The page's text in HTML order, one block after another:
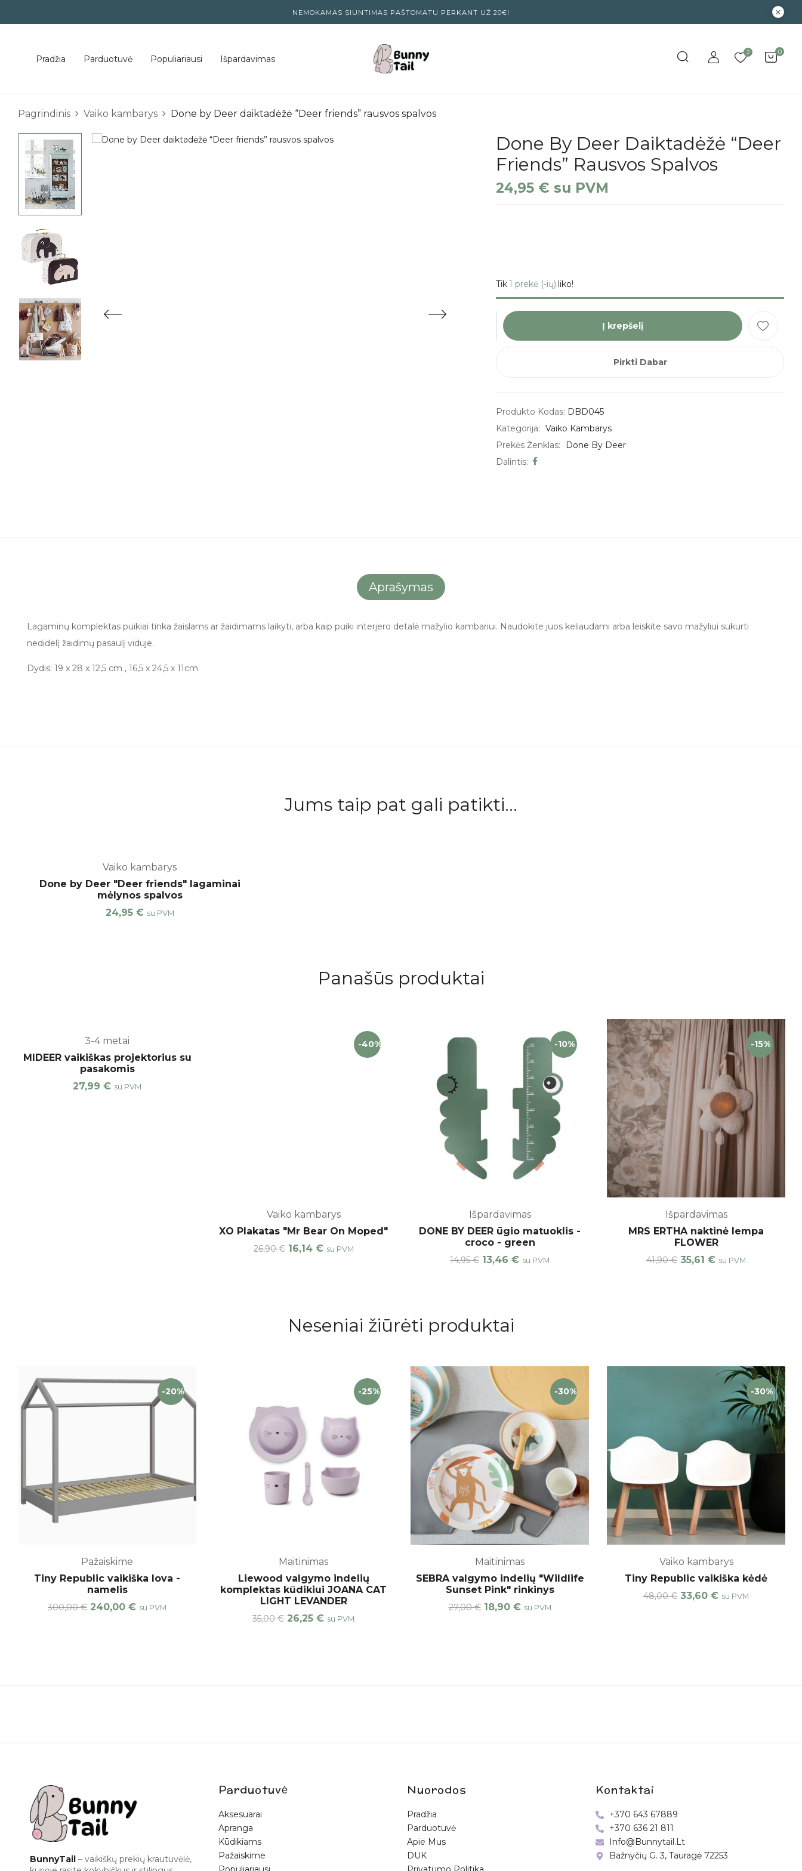
NEMOKAMAS SIUNTIMAS PAŠTOMATU PERKANT UŽ 20€!
Pradžia Parduotuvė Populiariausi Išpardavimas
2 0
Pagrindinis Vaiko kambarys Done by Deer daiktadėžė “Deer friends” rausvos spalvos
Done By Deer Daiktadėžė “Deer
Friends” Rausvos Spalvos
24,95 € su PVM
Tik1 prekė (-ių) liko!
Į krepšelį
Pirkti Dabar
Produkto Kodas: DBD045
Kategorija: Vaiko Kambarys
Prekės Ženklas:
Done By Deer
Dalintis:
Aprašymas
Lagaminų komplektas puikiai tinka žaislams ar žaidimams laikyti, arba kaip puiki interjero detalė mažylio kambariui. Naudokite juos keliaudami arba leiskite savo mažyliui sukurti
nedidelį žaidimų pasaulį viduje.
Dydis: 19 x 28 x 12,5 cm , 16,5 x 24,5 x 11cm
Jums taip pat gali patikti...
Vaiko kambarys
Done by Deer "Deer friends" lagaminai
mėlynos spalvos
24,95 € su PVM
Panašūs produktai
3-4 metai
MIDEER vaikiškas projektorius su
pasakomis
27,99 € su PVM
-40%
Vaiko kambarys
XO Plakatas "Mr Bear On Moped"
26,90€ 16,14 € su PVM
-10%
Išpardavimas
DONE BY DEER ūgio matuoklis -
croco - green
14,95€ 13,46 € su PVM
-15%
Išpardavimas
MRS ERTHA naktinė lempa
FLOWER
41,90€ 35,61 € su PVM
Neseniai žiūrėti produktai
-20%
Pažaiskime
Tiny Republic vaikiška lova -
namelis
300,00€ 240,00 € su PVM
-25%
Maitinimas
Liewood valgymo indelių
komplektas kūdikiui JOANA CAT
LIGHT LEVANDER
35,00€ 26,25 € su PVM
-30%
Maitinimas
SEBRA valgymo indelių "Wildlife
Sunset Pink" rinkinys
27,00€ 18,90 € su PVM
-30%
Vaiko kambarys
Tiny Republic vaikiška kėdė
48,00€ 33,60 € su PVM
BunnyTail – vaikiškų prekių krautuvėlė,
Parduotuvė
Aksesuarai
Apranga
Kūdikiams
Pažaiskime
Nuorodos
Pradžia
Parduotuvė
Apie Mus
DUK
Kontaktai
+370 643 67889
+370 636 21 811
Info@bunnytail.lt
Bažnyčių G. 3, Tauragė 72253